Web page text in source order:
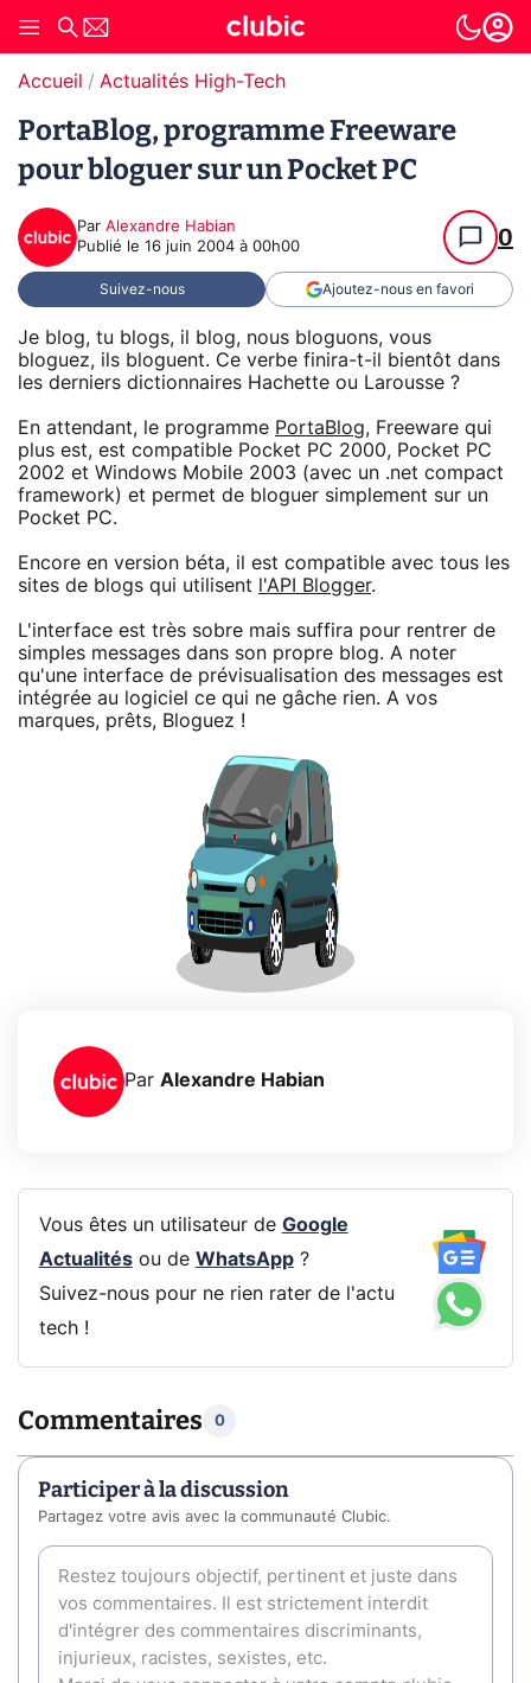
Accueil Actualités High-Tech
PortaBlog, programme Freeware
pour bloguer sur un Pocket PC
Par Alexandre Habian
Publié le 16 juin 2004 à 00h00 0
Suivez-nous Ajoutez-nous en favori
Je blog, tu blogs, il blog, nous bloguons, vous
bloguez, ils bloguent. Ce verbe finira-t-il bientôt dans
les derniers dictionnaires Hachette ou Larousse ?
En attendant, le programme PortaBlog, Freeware qui
plus est, est compatible Pocket PC 2000, Pocket PC
2002 et Windows Mobile 2003 (avec un .net compact
framework) et permet de bloguer simplement sur un
Pocket PC.
Encore en version béta, il est compatible avec tous les
sites de blogs qui utilisent
l'API Blogger.
L'interface est très sobre mais suffira pour rentrer de
simples messages dans son propre blog. A noter
qu'une interface de prévisualisation des messages est
intégrée au logiciel ce qui ne gâche rien. A vos
marques, prêts, Bloguez !
Par Alexandre Habian
Vous êtes un utilisateur de Google
Actualitésou de WhatsApp?
Suivez-nous pour ne rien rater de l'actu
tech !
Commentaires 0
Participer à la discussion
Partagez votre avis avec la communauté Clubic.